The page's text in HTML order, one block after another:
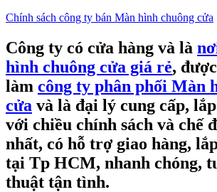
Chính sách công ty bán Màn hình chuông cửa
Công ty có cửa hàng và là
hình chuông cửa giá rẻ,
làm công ty phân phối Màn
cửa và là đại lý cung cấp,
với chiều chính sách và chế
nhất, có hỗ trợ giao hàng,
tại Tp HCM, nhanh chóng,
thuật tận tình.